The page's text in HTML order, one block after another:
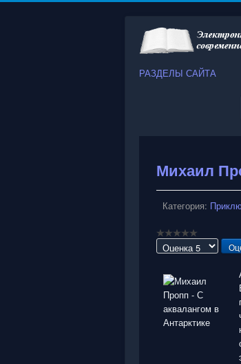
РАЗДЕЛЫ САЙТА
Михаил
Категория:
Пожалуйста,